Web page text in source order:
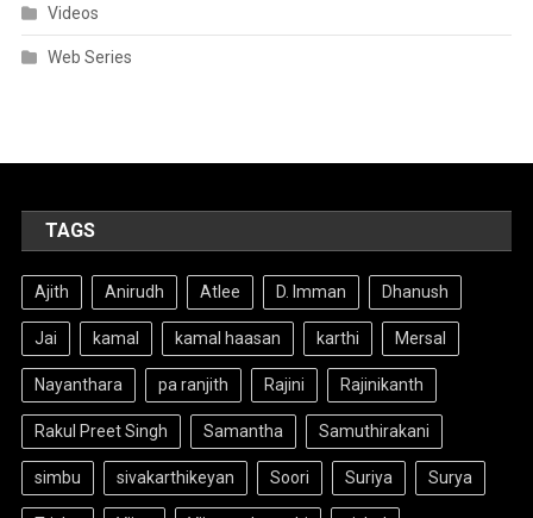
Videos
Web Series
TAGS
Ajith Anirudh Atlee D. Imman Dhanush
Jai kamal kamal haasan karthi Mersal
Nayanthara pa ranjith Rajini Rajinikanth
Rakul Preet Singh Samantha Samuthirakani
simbu sivakarthikeyan Soori Suriya Surya